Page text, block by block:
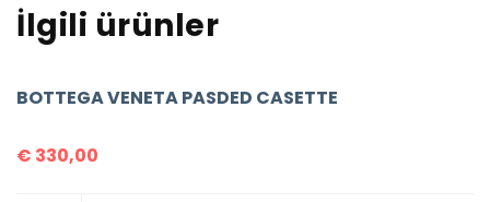
İlgili ürünler
BOTTEGA VENETA PASDED CASETTE
€ 330,00